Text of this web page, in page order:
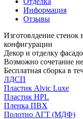
Информация
Отзывы
Изготовлдение стенок
конфигурации
Декор и отделку
Возможно сочетание
Бесплатная сборка в
ЛДСП
Пластик Alvic Luxe
Пластик HPL
Пленка ПВХ
Полотно АГТ (МДФ)